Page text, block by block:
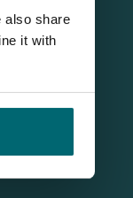
also share
it with